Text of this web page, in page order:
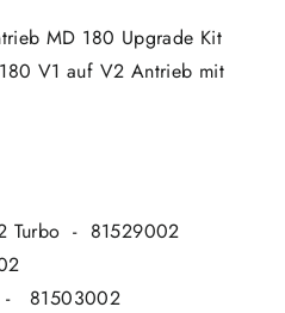
MD 180 Upgrade Kit
V1 auf V2 Antrieb mit
Turbo - 81529002
- 81503002